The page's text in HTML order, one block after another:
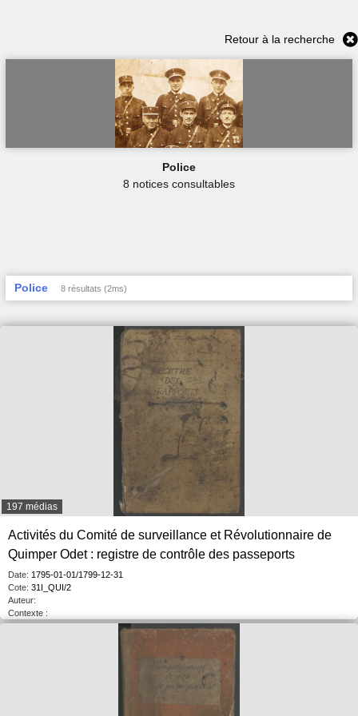
Retour à la recherche
Police
8 notices consultables
Police 8 résultats (2ms)
197 médias
Activités du Comité de surveillance et Révolutionnaire de
Quimper Odet : registre de contrôle des passeports
Date: 1795-01-01/1799-12-31
Cote: 31I_QUI/2
Auteur:
Contexte :